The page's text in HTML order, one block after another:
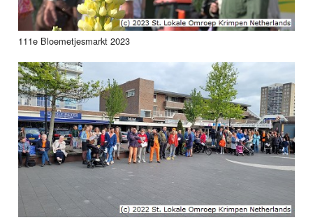
111e Bloemetjesmarkt 2023